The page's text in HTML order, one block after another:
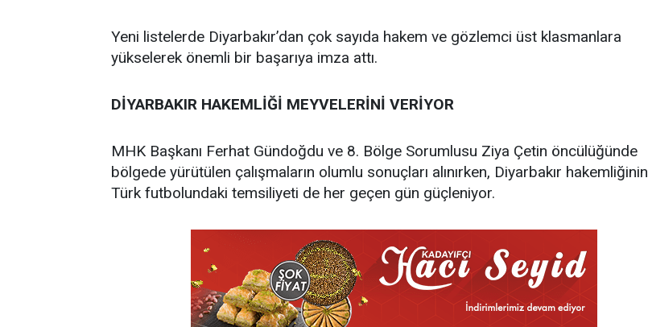
Yeni listelerde Diyarbakır’dan çok sayıda hakem ve gözlemci üst klasmanlara
yükselerek önemli bir başarıya imza attı.
DİYARBAKIR HAKEMLİĞİ MEYVELERİNİ VERİYOR
MHK Başkanı Ferhat Gündoğdu ve 8. Bölge Sorumlusu Ziya Çetin öncülüğünde
bölgede yürütülen çalışmaların olumlu sonuçları alınırken, Diyarbakır hakemliğinin
Türk futbolundaki temsiliyeti de her geçen gün güçleniyor.